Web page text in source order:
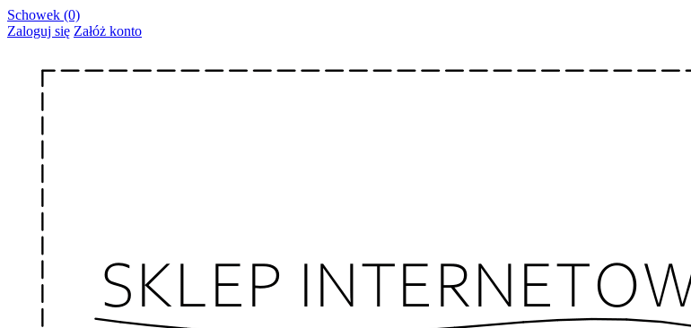
Schowek (0)
Zaloguj się Załóż konto